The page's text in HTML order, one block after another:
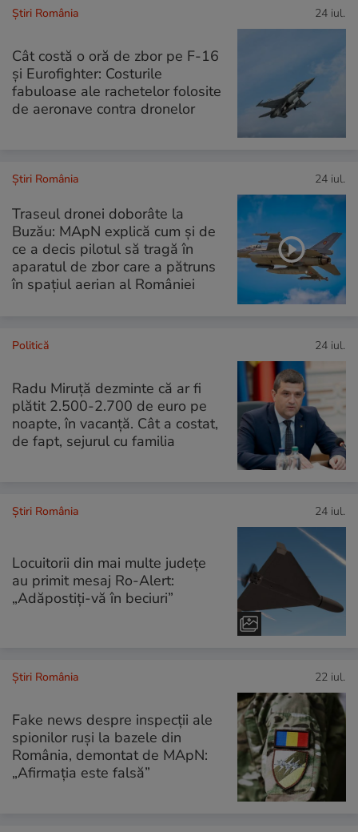
Știri România 24 iul.
Cât costă o oră de zbor pe F-16
și Eurofighter: Costurile
fabuloase ale rachetelor folosite
de aeronave contra dronelor
Știri România 24 iul.
Traseul dronei doborâte la
Buzău: MApN explică cum și de
ce a decis pilotul să tragă în
aparatul de zbor care a pătruns
în spațiul aerian al României
Politică 24 iul.
Radu Miruţă dezminte că ar fi
plătit 2.500-2.700 de euro pe
noapte, în vacanță. Cât a costat,
de fapt, sejurul cu familia
Știri România 24 iul.
Locuitorii din mai multe județe
au primit mesaj Ro-Alert:
„Adăpostiți-vă în beciuri”
Știri România 22 iul.
Fake news despre inspecții ale
spionilor ruși la bazele din
România, demontat de MApN:
„Afirmația este falsă”